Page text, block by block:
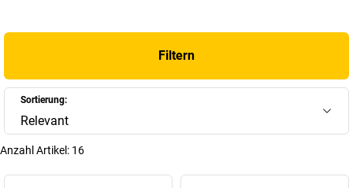
Filtern
Sortierung:
Relevant
Anzahl Artikel: 16